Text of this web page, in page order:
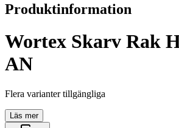
Produktinformation
Wortex Skarv Rak
AN
Flera varianter tillgängliga
Läs mer